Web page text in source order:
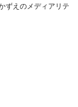
ずえのメディアリテ